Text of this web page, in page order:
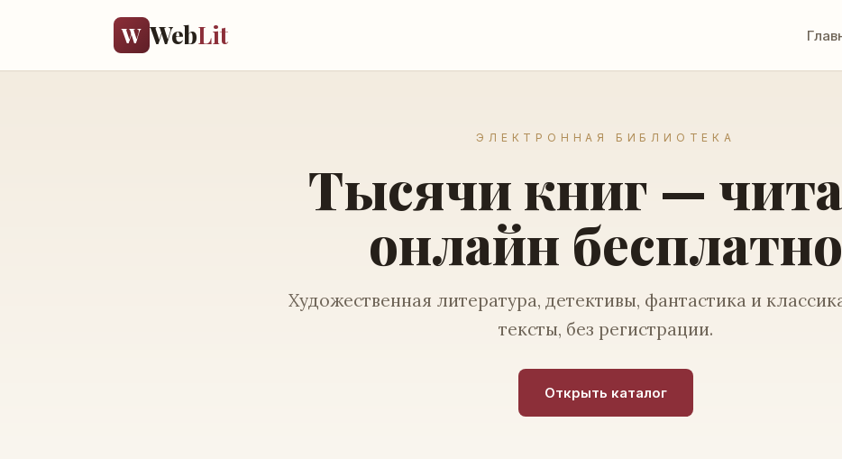
W WebLit
ЭЛЕКТРОННАЯ БИБЛИОТЕКА
Тысячи книг —
онлайн бесплатно
Художественная литература, детективы, фантастика и
тексты, без регистрации.
Открыть каталог